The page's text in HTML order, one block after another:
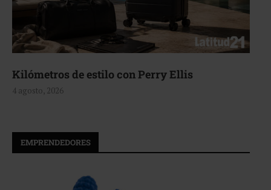
Kilómetros de estilo con Perry Ellis
4 agosto, 2026
EMPRENDEDORES